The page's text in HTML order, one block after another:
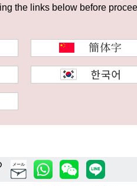
the links below before
メール